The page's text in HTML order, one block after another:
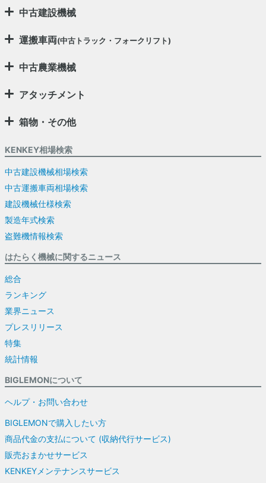
中古建設機械
運搬車両(中古トラック・フォークリフト)
中古農業機械
アタッチメント
箱物・その他
KENKEY相場検索
中古建設機械相場検索
中古運搬車両相場検索
建設機械仕様検索
製造年式検索
盗難機情報検索
はたらく機械に関するニュース
総合
ランキング
業界ニュース
プレスリリース
特集
統計情報
BIGLEMONについて
ヘルプ・お問い合わせ
BIGLEMONで購入したい方
商品代金の支払について (収納代行サービス)
販売おまかせサービス
KENKEYメンテナンスサービス